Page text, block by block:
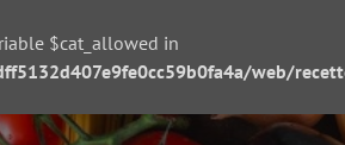
$cat_allowed in
web/